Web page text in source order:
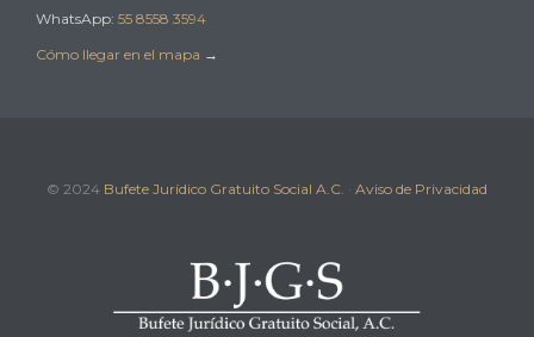
WhatsApp: 55 8558 3594
Cómo llegar en el mapa →
© 2024 Bufete Jurídico Gratuito Social A.C. · Aviso de Privacidad